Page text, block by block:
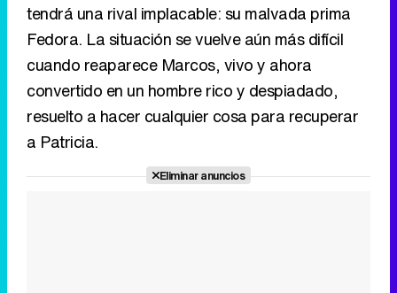
tendrá una rival implacable: su malvada prima
Fedora. La situación se vuelve aún más difícil
cuando reaparece Marcos, vivo y ahora
convertido en un hombre rico y despiadado,
resuelto a hacer cualquier cosa para recuperar
a Patricia.
Eliminar anuncios